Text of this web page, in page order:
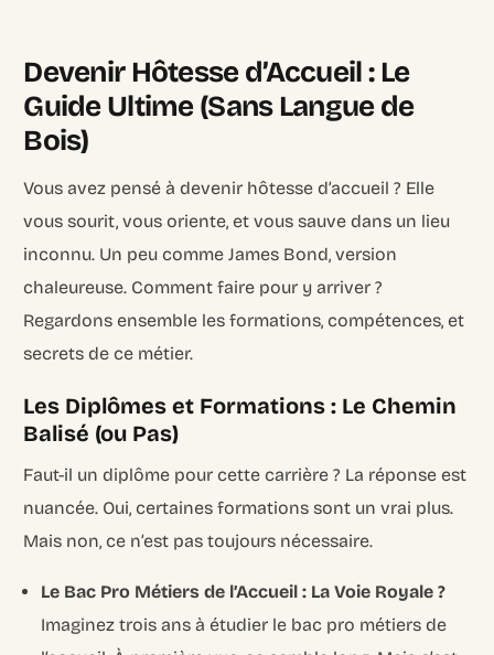
Devenir Hôtesse d’Accueil : Le
Guide Ultime (Sans Langue de
Bois)
Vous avez pensé à devenir hôtesse d’accueil ? Elle
vous sourit, vous oriente, et vous sauve dans un lieu
inconnu. Un peu comme James Bond, version
chaleureuse. Comment faire pour y arriver ?
Regardons ensemble les formations, compétences, et
secrets de ce métier.
Les Diplômes et Formations : Le Chemin
Balisé (ou Pas)
Faut-il un diplôme pour cette carrière ? La réponse est
nuancée. Oui, certaines formations sont un vrai plus.
Mais non, ce n’est pas toujours nécessaire.
Le Bac Pro Métiers de l’Accueil : La Voie Royale ?
Imaginez trois ans à étudier le bac pro métiers de